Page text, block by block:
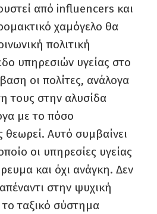
από influencers και
χαμόγελο θα
πολιτική
υπηρεσιών υγείας στο
οι πολίτες, ανάλογα
τους στην αλυσίδα
με το πόσο
Αυτό συμβαίνει
οι υπηρεσίες υγείας
και όχι ανάγκη. Δεν
στην ψυχική
ταξικό σύστημα